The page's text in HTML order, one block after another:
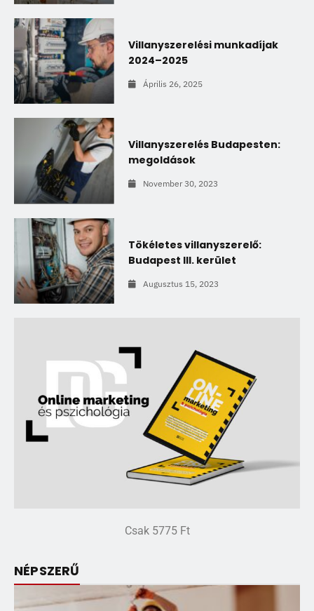
Villanyszerelési munkadíjak
2024–2025
Április 26, 2025
Villanyszerelés Budapesten:
megoldások
November 30, 2023
Tökéletes villanyszerelő:
Budapest III. kerület
Augusztus 15, 2023
Csak 5775 Ft
NÉPSZERŰ